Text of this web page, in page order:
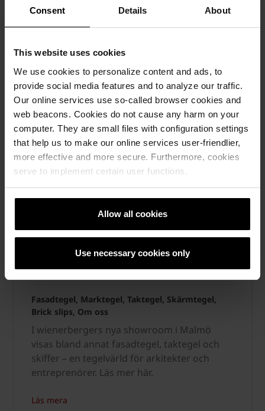
Consent Details About
This website uses cookies
We use cookies to personalize content and ads, to
provide social media features and to analyze our traffic.
Our online services use so-called browser cookies and
web beacons. Cookies do not cause any harm on your
computer. They are small files with configuration settings
that help us to make our online services user-friendlier,
more effective and more secure. Furthermore, cookies
serve to implement certain user functions.
Allow all cookies
Use necessary cookies only
wienerberger öppnar nytt showroom
för tegel i Malmö
Fasadtegel, Marktegel, Taktegel, Skärmtegel,
Brick slips, Om oss
I wienerbergers nya showroom i Malmö
visas bland annat fasadtegel, taktegel och
skiffer – en tegelvärld för arkitekter och
entreprenörer. Läs mer här.
Läs mera